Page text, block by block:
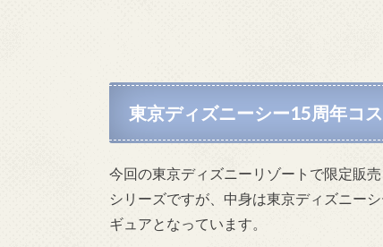
東京ディズニーシー15周年コ
今回の東京ディズニーリゾートで限定販
シリーズですが、中身は東京ディズニー
ギュアとなっています。